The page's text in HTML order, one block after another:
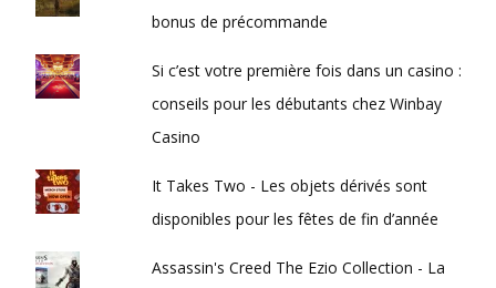
bonus de précommande
Si c’est votre première fois dans un casino :
conseils pour les débutants chez Winbay
Casino
It Takes Two - Les objets dérivés sont
disponibles pour les fêtes de fin d’année
Assassin's Creed The Ezio Collection - La